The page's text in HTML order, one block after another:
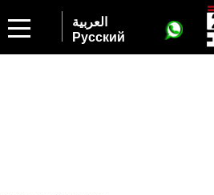
العربية
Русский